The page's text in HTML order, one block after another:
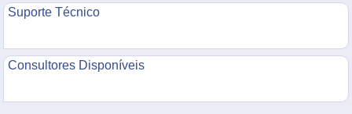
Suporte Técnico
Consultores Disponíveis